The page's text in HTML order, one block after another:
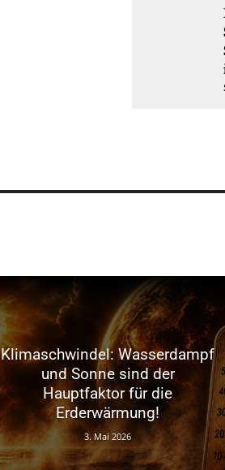
Klimaschwindel: Wasserdampf
und Sonne sind der
Hauptfaktor für die
Erderwärmung!
3. Mai 2026